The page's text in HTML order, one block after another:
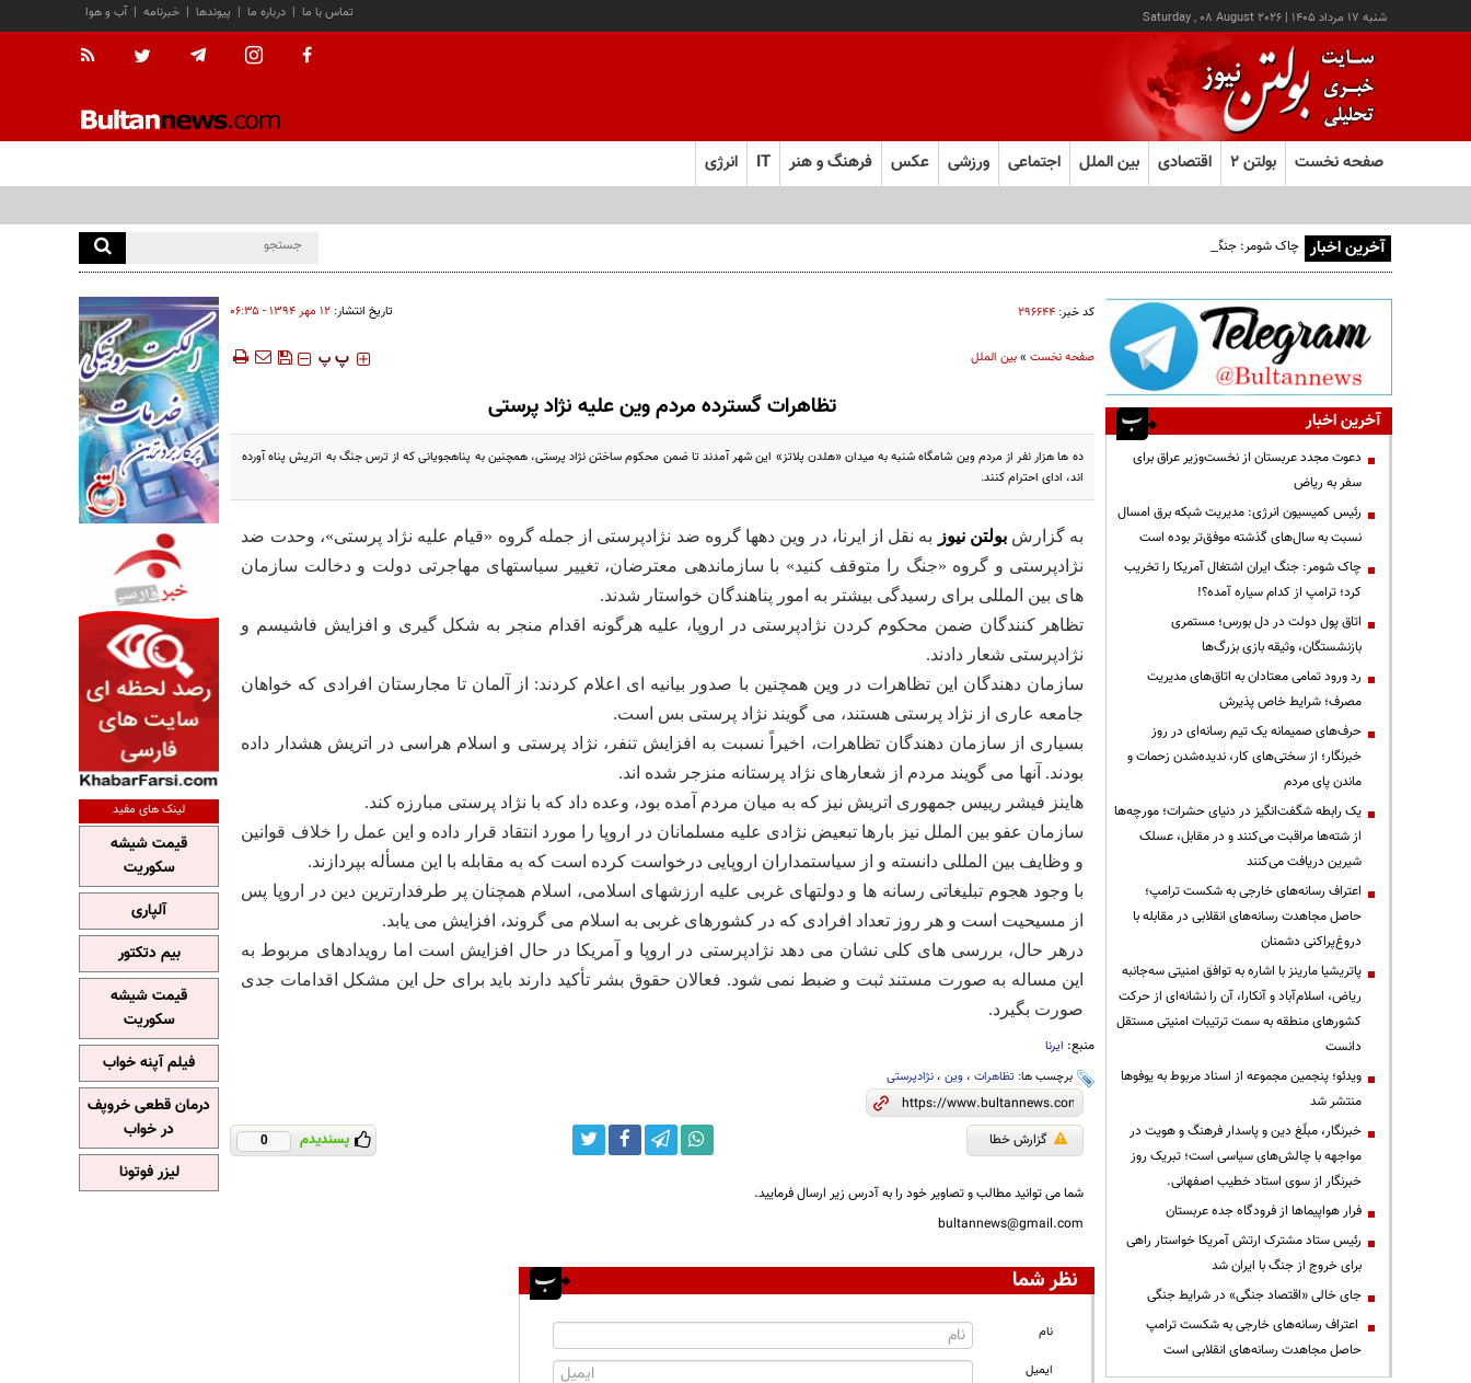
شنبه ۱۷ مرداد ۱۴۰۵ |
Saturday , 08 August 2026 آب و هوا | خبرنامه | پیوندها | درباره ما | تماس با ما
صفحه نخست بولتن ۲ اقتصادی بین الملل اجتماعی ورزشی عکس فرهنگ و هنر IT انرژی
آخرین اخبار چاک شومر: جنگ ایران اشتغال آمریکا را تخریب کرد؛ ترامپ از کدام سیاره آمده؟!
کد خبر: ۲۹۶۶۴۴ تاریخ انتشار: ۱۲ مهر ۱۳۹۴ - ۰۶:۳۵
صفحه نخست»بین الملل ‍‍‍ پ پ
تظاهرات گسترده مردم وین علیه نژاد پرستی
ده ها هزار نفر از مردم وین شامگاه شنبه به میدان «هلدن پلاتز» این شهر آمدند تا ضمن محکوم ساختن نژاد پرستی، همچنین به پناهجویانی که از ترس جنگ به اتریش پناه آورده
اند، ادای احترام کنند.
به گزارشبولتن نیوز به نقل از ایرنا، در وین دهها گروه ضد نژادپرستی از جمله گروه «قیام علیه نژاد پرستی»، وحدت ضد
نژادپرستی و گروه «جنگ را متوقف کنید» با سازماندهی معترضان، تغییر سیاستهای مهاجرتی دولت و دخالت سازمان
های بین المللی برای رسیدگی بیشتر به امور پناهندگان خواستار شدند.
تظاهر کنندگان ضمن محکوم کردن نژادپرستی در اروپا، علیه هرگونه اقدام منجر به شکل گیری و افزایش فاشیسم و
نژادپرستی شعار دادند.
سازمان دهندگان این تظاهرات در وین همچنین با صدور بیانیه ای اعلام کردند: از آلمان تا مجارستان افرادی که خواهان
جامعه عاری از نژاد پرستی هستند، می گویند نژاد پرستی بس است.
بسیاری از سازمان دهندگان تظاهرات، اخیراً نسبت به افزایش تنفر، نژاد پرستی و اسلام هراسی در اتریش هشدار داده
بودند. آنها می گویند مردم از شعارهای نژاد پرستانه منزجر شده اند.
هاینز فیشر رییس جمهوری اتریش نیز که به میان مردم آمده بود، وعده داد که با نژاد پرستی مبارزه کند.
سازمان عفو بین الملل نیز بارها تبعیض نژادی علیه مسلمانان در اروپا را مورد انتقاد قرار داده و این عمل را خلاف قوانین
و وظایف بین المللی دانسته و از سیاستمداران اروپایی درخواست کرده است که به مقابله با این مسأله بپردازند.
با وجود هجوم تبلیغاتی رسانه ها و دولتهای غربی علیه ارزشهای اسلامی، اسلام همچنان پر طرفدارترین دین در اروپا پس
از مسیحیت است و هر روز تعداد افرادی که در کشورهای غربی به اسلام می گروند، افزایش می یابد.
درهر حال، بررسی های کلی نشان می دهد نژادپرستی در اروپا و آمریکا در حال افزایش است اما رویدادهای مربوط به
این مساله به صورت مستند ثبت و ضبط نمی شود. فعالان حقوق بشر تأکید دارند باید برای حل این مشکل اقدامات جدی
صورت بگیرد.
منبع: ایرنا
برچسب ها: تظاهرات، وین، نژادپرستی
گزارش خطا پسندیدم 0
شما می توانید مطالب و تصاویر خود را به آدرس زیر ارسال فرمایید.
bultannews@gmail.com
نظر شما
نام
ایمیل
آخرین اخبار
دعوت مجدد عربستان از نخست‌وزیر عراق برای
سفر به ریاض
رئیس کمیسیون انرژی: مدیریت شبکه برق امسال
نسبت به سال‌های گذشته موفق‌تر بوده است
چاک شومر: جنگ ایران اشتغال آمریکا را تخریب
کرد؛ ترامپ از کدام سیاره آمده؟!
اتاق پول دولت در دل بورس؛ مستمری
بازنشستگان، وثیقه بازی بزرگ‌ها
رد ورود تمامی معتادان به اتاق‌های مدیریت
مصرف؛ شرایط خاص پذیرش
حرف‌های صمیمانه یک تیم رسانه‌ای در روز
خبرنگار؛ از سختی‌های کار، ندیده‌شدن زحمات و
ماندن پای مردم
یک رابطه شگفت‌انگیز در دنیای حشرات؛ مورچه‌ها
از شته‌ها مراقبت می‌کنند و در مقابل، عسلک
شیرین دریافت می‌کنند
اعتراف رسانه‌های خارجی به شکست ترامپ؛
حاصل مجاهدت رسانه‌های انقلابی در مقابله با
دروغ‌پراکنی دشمنان
پاتریشیا مارینز با اشاره به توافق امنیتی سه‌جانبه
ریاض، اسلام‌آباد و آنکارا، آن را نشانه‌ای از حرکت
کشورهای منطقه به سمت ترتیبات امنیتی مستقل
دانست
ویدئو؛ پنجمین مجموعه از اسناد مربوط به یوفوها
منتشر شد
خبرنگار، مبلّغ دین و پاسدار فرهنگ و هویت در
مواجهه با چالش‌های سیاسی است؛ تبریک روز
خبرنگار از سوی استاد خطیب اصفهانی.
فرار هواپیماها از فرودگاه جده عربستان
رئیس ستاد مشترک ارتش آمریکا خواستار راهی
برای خروج از جنگ با ایران شد
جای خالی «اقتصاد جنگی» در شرایط جنگی
اعتراف رسانه‌های خارجی به شکست ترامپ
حاصل مجاهدت رسانه‌های انقلابی است
لینک های مفید
قیمت شیشه
سکوریت
آلپاری
بیم دتکتور
قیمت شیشه
سکوریت
فیلم آپنه خواب
درمان قطعی خروپف
در خواب
لیزر فوتونا